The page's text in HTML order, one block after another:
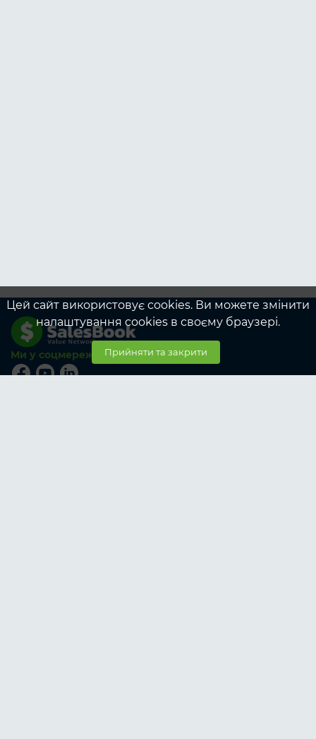
Ми у соцмережах
Цей сайт використовує cookies. Ви можете змінити
налаштування cookies в своєму браузері.
Прийняти та закрити